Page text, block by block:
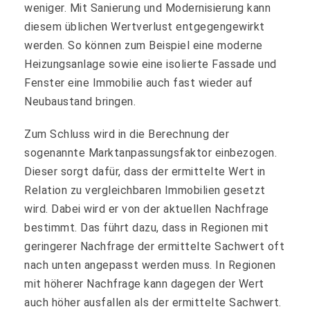
weniger. Mit Sanierung und Modernisierung kann
diesem üblichen Wertverlust entgegengewirkt
werden. So können zum Beispiel eine moderne
Heizungsanlage sowie eine isolierte Fassade und
Fenster eine Immobilie auch fast wieder auf
Neubaustand bringen.
Zum Schluss wird in die Berechnung der
sogenannte Marktanpassungsfaktor einbezogen.
Dieser sorgt dafür, dass der ermittelte Wert in
Relation zu vergleichbaren Immobilien gesetzt
wird. Dabei wird er von der aktuellen Nachfrage
bestimmt. Das führt dazu, dass in Regionen mit
geringerer Nachfrage der ermittelte Sachwert oft
nach unten angepasst werden muss. In Regionen
mit höherer Nachfrage kann dagegen der Wert
auch höher ausfallen als der ermittelte Sachwert.